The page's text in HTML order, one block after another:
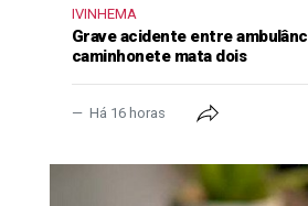
IVINHEMA
Grave acidente entre
caminhonete mata dois
Há 16 horas